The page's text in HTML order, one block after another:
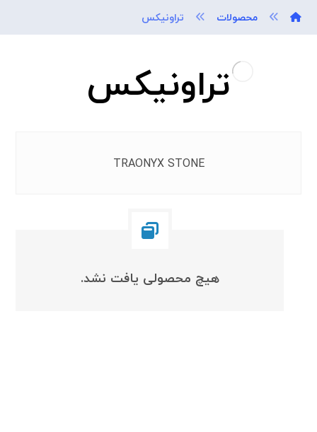
محصولات تراونیکس
تراونیکس
TRAONYX STONE
هیچ محصولی یافت نشد.